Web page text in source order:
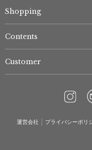
Shopping
Contents
Customer
運営会社 プライバシーポリ